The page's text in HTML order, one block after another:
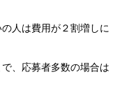
人は費用が２割増しに
、応募者多数の場合は